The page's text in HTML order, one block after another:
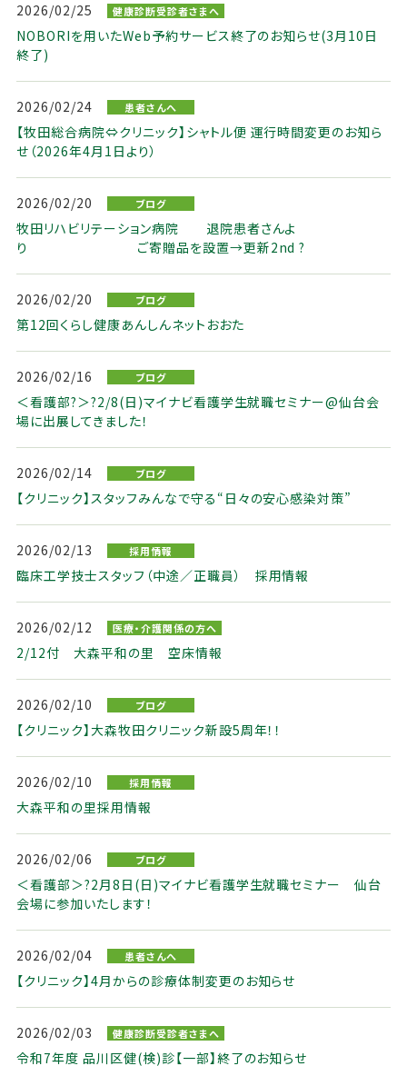
2026/02/25 健康診断受診者さまへ
NOBORIを用いたWeb予約サービス終了のお知らせ(3月10日
終了)
2026/02/24 患者さんへ
【牧田総合病院⇔クリニック】シャトル便 運行時間変更のお知ら
せ（2026年4月1日より）
2026/02/20 ブログ
牧田リハビリテーション病院 退院患者さんよ
り ご寄贈品を設置→更新2nd ?
2026/02/20 ブログ
第12回くらし健康あんしんネットおおた
2026/02/16 ブログ
＜看護部?＞?2/8(日)マイナビ看護学生就職セミナー@仙台会
場に出展してきました！
2026/02/14 ブログ
【クリニック】スタッフみんなで守る“日々の安心感染対策”
2026/02/13 採用情報
臨床工学技士スタッフ（中途／正職員） 採用情報
2026/02/12 医療・介護関係の方へ
2/12付 大森平和の里 空床情報
2026/02/10 ブログ
【クリニック】大森牧田クリニック新設5周年！！
2026/02/10 採用情報
大森平和の里採用情報
2026/02/06 ブログ
＜看護部＞?2月8日(日)マイナビ看護学生就職セミナー 仙台
会場に参加いたします！
2026/02/04 患者さんへ
【クリニック】4月からの診療体制変更のお知らせ
2026/02/03 健康診断受診者さまへ
令和7年度 品川区健(検)診【一部】終了のお知らせ